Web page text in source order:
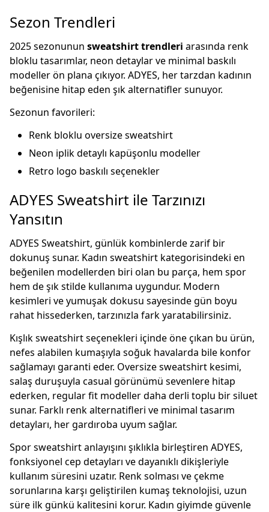
Sezon Trendleri
2025 sezonunun sweatshirt trendleri arasında renk
bloklu tasarımlar, neon detaylar ve minimal baskılı
modeller ön plana çıkıyor. ADYES, her tarzdan kadının
beğenisine hitap eden şık alternatifler sunuyor.
Sezonun favorileri:
Renk bloklu oversize sweatshirt
Neon iplik detaylı kapüşonlu modeller
Retro logo baskılı seçenekler
ADYES Sweatshirt ile Tarzınızı
Yansıtın
ADYES Sweatshirt, günlük kombinlerde zarif bir
dokunuş sunar. Kadın sweatshirt kategorisindeki en
beğenilen modellerden biri olan bu parça, hem spor
hem de şık stilde kullanıma uygundur. Modern
kesimleri ve yumuşak dokusu sayesinde gün boyu
rahat hissederken, tarzınızla fark yaratabilirsiniz.
Kışlık sweatshirt seçenekleri içinde öne çıkan bu ürün,
nefes alabilen kumaşıyla soğuk havalarda bile konfor
sağlamayı garanti eder. Oversize sweatshirt kesimi,
salaş duruşuyla casual görünümü sevenlere hitap
ederken, regular fit modeller daha derli toplu bir siluet
sunar. Farklı renk alternatifleri ve minimal tasarım
detayları, her gardıroba uyum sağlar.
Spor sweatshirt anlayışını şıklıkla birleştiren ADYES,
fonksiyonel cep detayları ve dayanıklı dikişleriyle
kullanım süresini uzatır. Renk solması ve çekme
sorunlarına karşı geliştirilen kumaş teknolojisi, uzun
süre ilk günkü kalitesini korur. Kadın giyimde güvenle